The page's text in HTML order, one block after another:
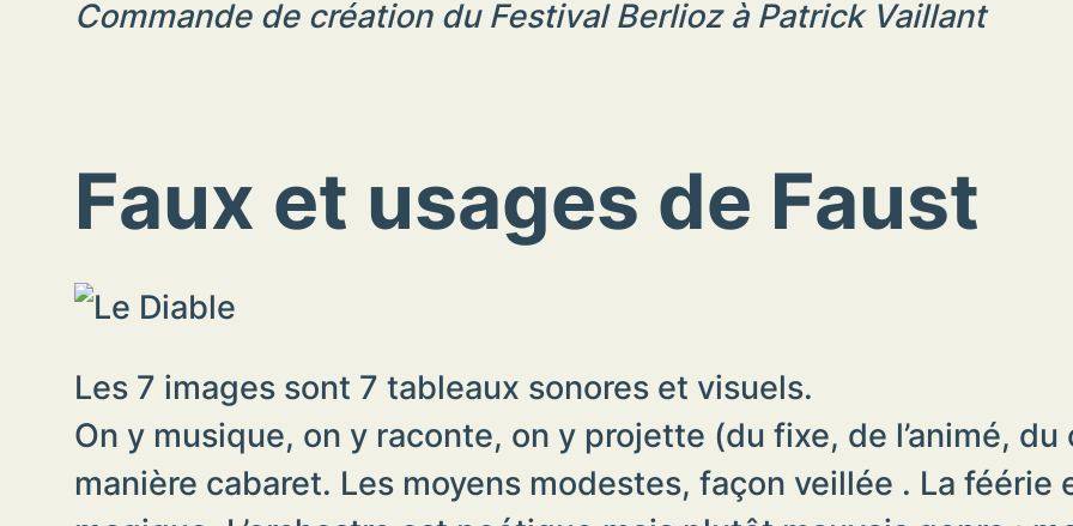
Commande de création du Festival Berlioz à Patrick Vaillant
Faux et usages de Faust
Les 7 images sont 7 tableaux sonores et visuels.
On y musique, on y raconte, on y projette (du fixe, de l’animé, du
manière cabaret. Les moyens modestes, façon veillée . La féérie